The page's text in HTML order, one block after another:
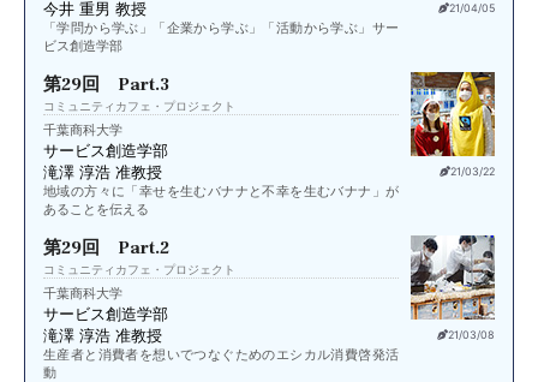
21/04/05
今井 重男 教授
「学問から学ぶ」「企業から学ぶ」「活動から学ぶ」サー
ビス創造学部
21/03/22
第29回 Part.3
コミュニティカフェ・プロジェクト
千葉商科大学
サービス創造学部
滝澤 淳浩 准教授
地域の方々に「幸せを生むバナナと不幸を生むバナナ」が
あることを伝える
21/03/08
第29回 Part.2
コミュニティカフェ・プロジェクト
千葉商科大学
サービス創造学部
滝澤 淳浩 准教授
生産者と消費者を想いでつなぐためのエシカル消費啓発活
動